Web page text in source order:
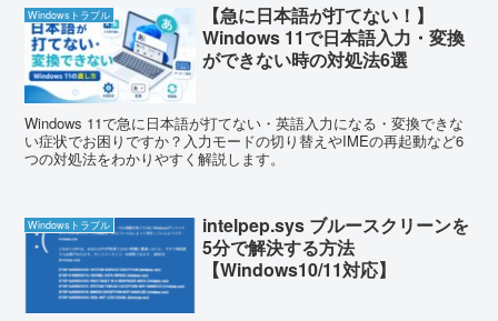
Windowsトラブル
【急に日本語が打てない！】
Windows 11で日本語入力・変換
ができない時の対処法6選
Windows 11で急に日本語が打てない・英語入力になる・変換できな
い症状でお困りですか？入力モードの切り替えやIMEの再起動など6
つの対処法をわかりやすく解説します。
Windowsトラブル
intelpep.sys ブルースクリーンを
5分で解決する方法
【Windows10/11対応】